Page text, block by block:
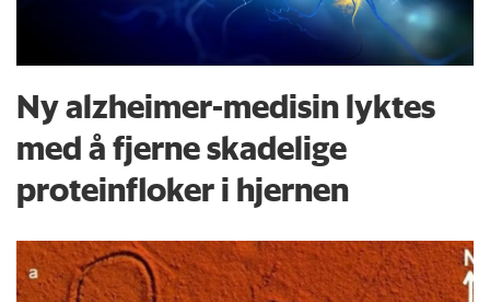
Ny alzheimer-medisin lyktes
med å fjerne skadelige
proteinfloker i hjernen